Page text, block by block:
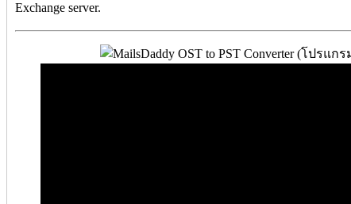
Exchange server.